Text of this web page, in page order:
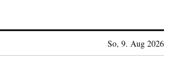
So, 9. Aug 2026